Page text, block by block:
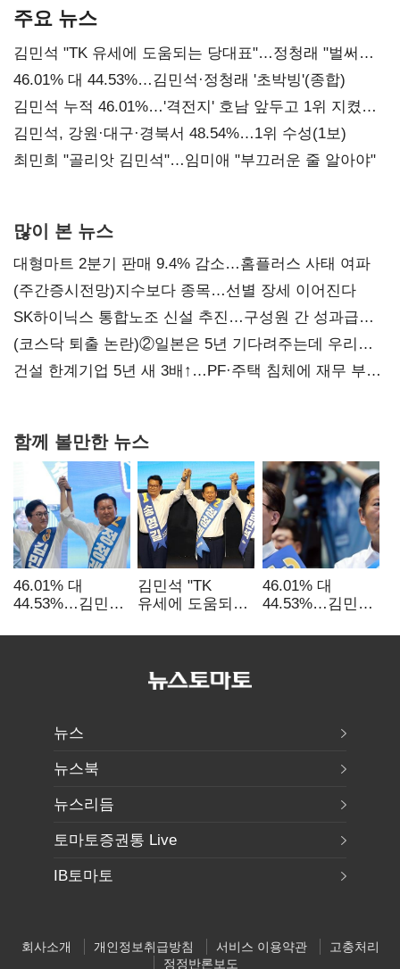
주요 뉴스
김민석 "TK 유세에 도움되는 당대표"…정청래 "벌써
대표된 양 당직 배분"
46.01% 대 44.53%…김민석·정청래 '초박빙'(종합)
김민석 누적 46.01%…'격전지' 호남 앞두고 1위 지켰다
(2보)
김민석, 강원·대구·경북서 48.54%…1위 수성(1보)
최민희 "골리앗 김민석"…임미애 "부끄러운 줄 알아야"
많이 본 뉴스
대형마트 2분기 판매 9.4% 감소…홈플러스 사태 여파
(주간증시전망)지수보다 종목…선별 장세 이어진다
SK하이닉스 통합노조 신설 추진…구성원 간 성과급
불만 확산
(코스닥 퇴출 논란)②일본은 5년 기다려주는데 우리는
당장 퇴출?…시간만으론 부족한 코스닥 구하기
건설 한계기업 5년 새 3배↑…PF·주택 침체에 재무 부담
함께 볼만한 뉴스
46.01% 대
44.53%…김민석·
'초박빙'(종합
김민석 "TK
유세에 도움되는
"벌써 대표된 양
46.01% 대
44.53%…김민석·
'초박빙'(종합)
뉴스
뉴스북
뉴스리듬
토마토증권통 Live
IB토마토
회사소개 개인정보취급방침 서비스 이용약관
고충처리
정정반론보도